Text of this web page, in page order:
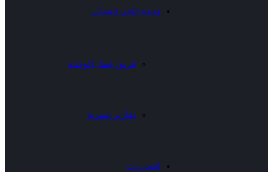
وحدة الأمن الغذائي
فريق عمل الوحدة
تقارير شهرية
المديريات